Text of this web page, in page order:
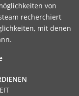
von
recherchiert
mit denen